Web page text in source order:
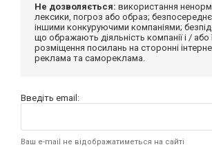
Не дозволяється: використання
лексики, погроз або образ;
іншими конкуруючими компаніями;
що ображають діяльність компанії і / або
розміщення посилань на сторонні
реклама та самореклама.
Введіть email:
Ваш e-mail не відображатиметься на сайті